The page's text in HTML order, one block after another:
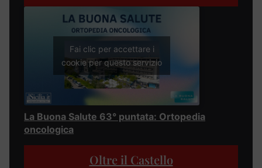
Fai clic per accettare i
cookie per questo servizio
La Buona Salute 63° puntata: Ortopedia
oncologica
Oltre il Castello